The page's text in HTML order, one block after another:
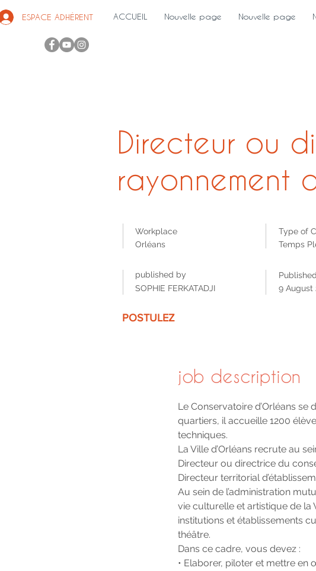
ESPACE ADHÉRENT ACCUEIL Nouvelle page Nouvelle page
Directeur ou
rayonnement
Workplace
Orléans
published by
SOPHIE FERKATADJI
Type of
Temps
9 August
POSTULEZ
job description
Le Conservatoire d’Orléans
quartiers, il accueille 1200
techniques.
La Ville d’Orléans recrute au
Directeur ou directrice du
Directeur territorial
Au sein de l’administration
vie culturelle et artistique de la
institutions et établissements
théâtre.
Dans ce cadre, vous devez :
• Elaborer, piloter et mettre